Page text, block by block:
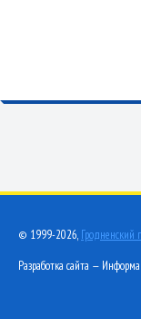
© 1999-2026, Гродненский
Разработка сайта —